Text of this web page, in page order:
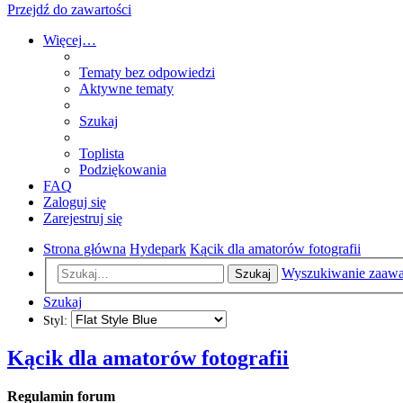
Przejdź do zawartości
Więcej…
Tematy bez odpowiedzi
Aktywne tematy
Szukaj
Toplista
Podziękowania
FAQ
Zaloguj się
Zarejestruj się
Strona główna Hydepark Kącik dla amatorów fotografii
Szukaj
Wyszukiwanie
Szukaj
Styl:
Kącik dla amatorów fotografii
Regulamin forum